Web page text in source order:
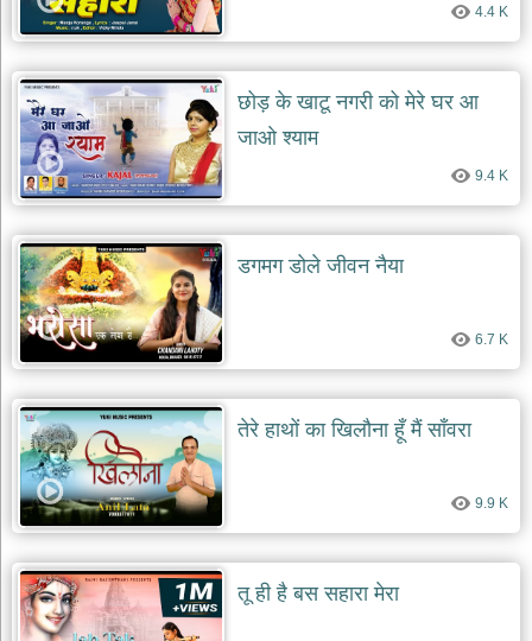
देश
भक्ति
भजन
patriotic
bhajans
खाटू
श्याम
khatu
shaym
bhajans
रानी
सती
दादी
rani
sati
dadi
bhajans
बावा
लाल
दयाल
भजन
bawa
lal
dayal
bhajans
4.4 K
छोड़ के खाटू नगरी को मेरे घर आ
जाओ श्याम
9.4 K
डगमग डोले जीवन नैया
6.7 K
तेरे हाथों का खिलौना हूँ मैं साँवरा
9.9 K
तू ही है बस सहारा मेरा